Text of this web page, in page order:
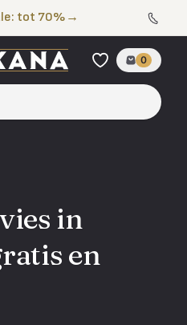
tot 70% →
0
in
en